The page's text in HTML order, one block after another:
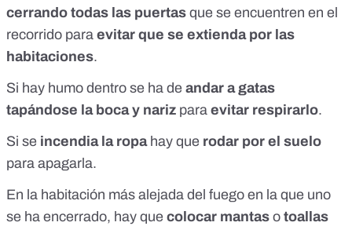
cerrando todas las puertas que se encuentren en el
recorrido para evitar que se extienda por las
habitaciones.
Si hay humo dentro se ha de andar a gatas
tapándose la boca y nariz para evitar respirarlo.
Si se incendia la ropahay que rodar por el suelo
para apagarla.
En la habitación más alejada del fuego en la que uno
se ha encerrado, hay que colocar mantas o toallas